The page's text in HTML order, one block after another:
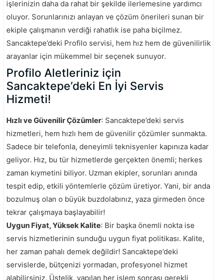
işlerinizin daha da rahat bir şekilde ilerlemesine yardımcı
oluyor. Sorunlarınızı anlayan ve çözüm önerileri sunan bir
ekiple çalışmanın verdiği rahatlık ise paha biçilmez.
Sancaktepe’deki Profilo servisi, hem hız hem de güvenilirlik
arayanlar için mükemmel bir seçenek sunuyor.
Profilo Aletleriniz için
Sancaktepe’deki En İyi Servis
Hizmeti!
Hızlı ve Güvenilir Çözümler: Sancaktepe’deki servis
hizmetleri, hem hızlı hem de güvenilir çözümler sunmakta.
Sadece bir telefonla, deneyimli teknisyenler kapınıza kadar
geliyor. Hız, bu tür hizmetlerde gerçekten önemli; herkes
zaman kıymetini biliyor. Uzman ekipler, sorunları anında
tespit edip, etkili yöntemlerle çözüm üretiyor. Yani, bir anda
bozulmuş olan o büyük buzdolabınız, yaza girmeden önce
tekrar çalışmaya başlayabilir!
Uygun Fiyat, Yüksek Kalite: Bir başka önemli nokta ise
servis hizmetlerinin sunduğu uygun fiyat politikası. Kalite,
her zaman pahalı demek değildir! Sancaktepe’deki
servislerde, bütçenizi yormadan, profesyonel hizmet
alabilirsiniz. Üstelik, yapılan her işlem sonrası gerekli